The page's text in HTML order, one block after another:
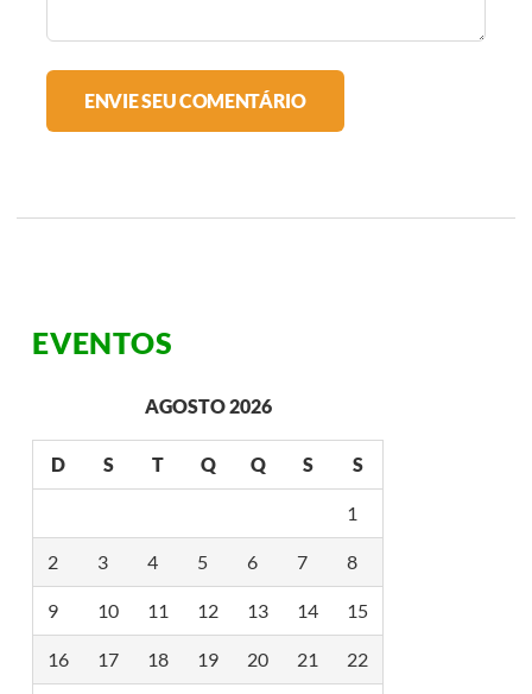
EVENTOS
AGOSTO 2026
D S T Q Q S S
1
2 3 4 5 6 7 8
9 10 11 12 13 14 15
16 17 18 19 20 21 22